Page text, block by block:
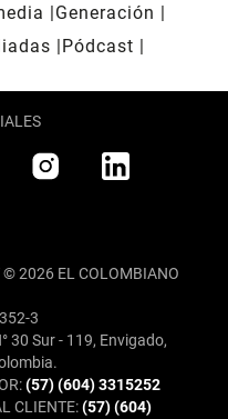
Generación
Pódcast
© 2026 EL COLOMBIANO
3
30 Sur - 119, Envigado,
(57) (604) 3315252
CLIENTE:(57) (604)